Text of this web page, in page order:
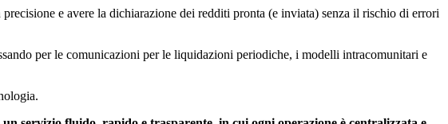
e avere la dichiarazione dei redditi pronta (e inviata) senza il rischio di errori
per le comunicazioni per le liquidazioni periodiche, i modelli intracomunitari e